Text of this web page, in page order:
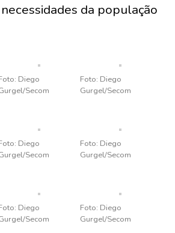
da população
Diego
Secom
Foto: Diego
Gurgel/Secom
Diego
Secom
Foto: Diego
Gurgel/Secom
Diego
Secom
Foto: Diego
Gurgel/Secom